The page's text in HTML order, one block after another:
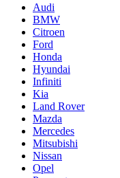
Audi
BMW
Citroen
Ford
Honda
Hyundai
Infiniti
Kia
Land Rover
Mazda
Mercedes
Mitsubishi
Nissan
Opel